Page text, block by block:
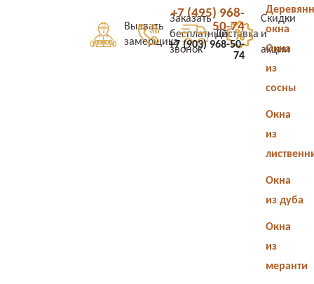
Вызвать
замерщика
Заказать
бесплатный
звонок
Доставка
Скидки
и
акции
+7 (495) 968-
50-74
+7 (903) 968-50-
74
окна
Окна
из
сосны
Окна
из
Окна
из дуба
Окна
из
меранти